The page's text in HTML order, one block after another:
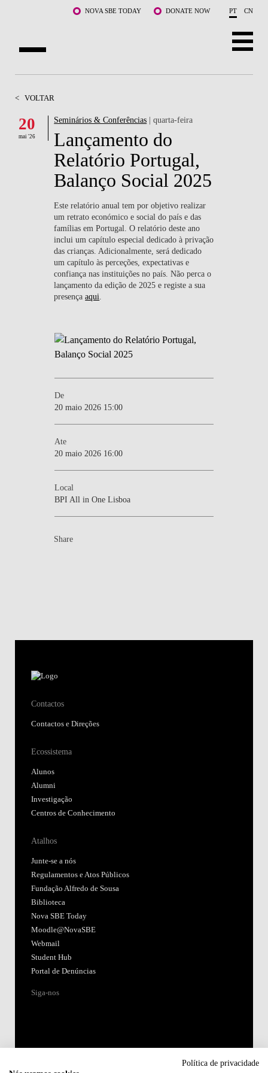
Saltar para o conteúdo principalNOVA SBE TODAY DONATE NOW PT CN
DOCENTES E INVESTIGAÇÃO
COMUNIDADE
WHAT'S HAPPENING
< VOLTAR
20
mai '26
Seminários & Conferências | quarta-feira
Lançamento do
Relatório Portugal,
Balanço Social 2025
Este relatório anual tem por objetivo realizar
um retrato económico e social do país e das
famílias em Portugal. O relatório deste ano
inclui um capítulo especial dedicado à privação
das crianças. Adicionalmente, será dedicado
um capítulo às perceções, expectativas e
confiança nas instituições no país. Não perca o
lançamento da edição de 2025 e registe a sua
presençaaqui
De
20 maio 2026 15:00
Ate
20 maio 2026 16:00
Local
BPI All in One Lisboa
Share
Contactos
Contactos e Direções
Ecossistema
Alunos
Alumni
Investigação
Centros de Conhecimento
Atalhos
Junte-se a nós
Regulamentos e Atos Públicos
Fundação Alfredo de Sousa
Biblioteca
Nova SBE Today
Moodle@NovaSBE
Webmail
Student Hub
Portal de Denúncias
Siga-nos
Política de privacidade